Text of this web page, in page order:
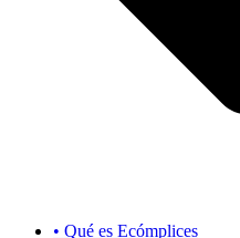
• Qué es Ecómplices